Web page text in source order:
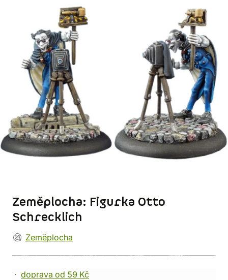
Zeměplocha: Figurka Otto
Schrecklich
Zeměplocha
doprava od 59 Kč